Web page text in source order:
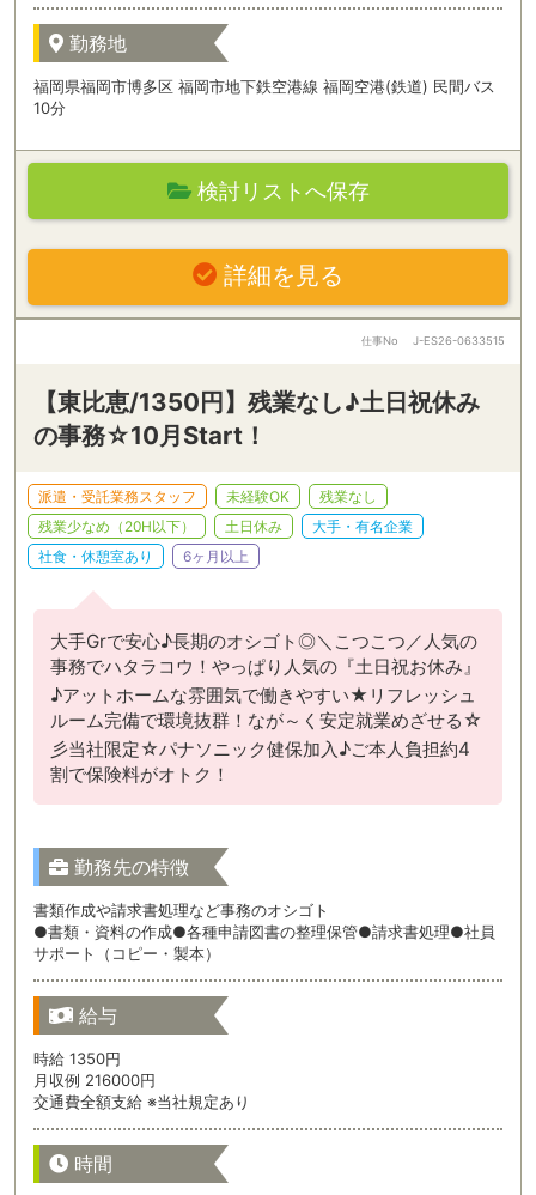
勤務地
福岡県福岡市博多区 福岡市地下鉄空港線 福岡空港(鉄道) 民間バス
10分
検討リストへ保存
詳細を見る
仕事No J-ES26-0633515
【東比恵/1350円】残業なし♪土日祝休み
の事務☆10月Start！
派遣・受託業務スタッフ 未経験OK
残業なし
残業少なめ（20H以下）
土日休み
大手・有名企業
社食・休憩室あり
6ヶ月以上
大手Grで安心♪長期のオシゴト◎＼こつこつ／人気の
事務でハタラコウ！やっぱり人気の『土日祝お休み』
♪アットホームな雰囲気で働きやすい★リフレッシュ
ルーム完備で環境抜群！なが～く安定就業めざせる☆
彡当社限定☆パナソニック健保加入♪ご本人負担約4
割で保険料がオトク！
勤務先の特徴
書類作成や請求書処理など事務のオシゴト
●書類・資料の作成●各種申請図書の整理保管●請求書処理●社員
サポート（コピー・製本）
給与
時給 1350円
月収例 216000円
交通費全額支給 ※当社規定あり
時間